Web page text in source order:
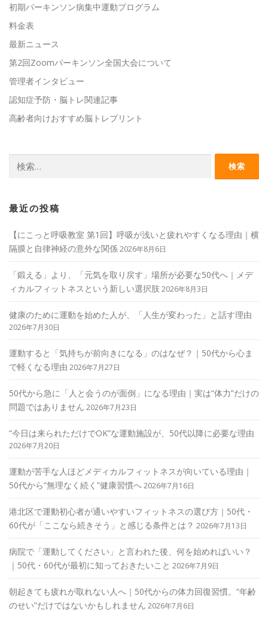
初期パーキンソン病集中運動プログラム
料金表
最新ニュース
第2回Zoomパーキンソン全国大会について
管理者インタビュー
認知症予防・脳トレ関連記事
高齢者向けおすすめ脳トレプリント
索:
最近の投稿
【にこっと呼吸教室 第1回】呼吸が浅いと疲れやすくなる理由｜横
隔膜と自律神経の意外な関係2026年8月6日
「鍛える」より、「元気を取り戻す」場所が必要な50代へ｜メデ
ィカルフィットネスという新しい選択肢 2026年8月3日
健康のために運動を始めた人が、「人生が変わった」と話す理由
2026年7月30日
運動すると「気持ちが前向きになる」のはなぜ？｜50代から心ま
で軽くなる理由 2026年7月27日
50代から急に「人と会うのが面倒」になる理由｜実は“体力”だけの
問題ではありません 2026年7月23日
“今日は来られただけでOK”な運動施設が、50代以降に必要な理由
2026年7月20日
運動が苦手な人ほどメディカルフィットネスが向いている理由｜
50代から“無理なく続く”健康習慣へ2026年7月16日
港北区で運動初心者が通いやすいフィットネスの選び方｜50代・
60代が「ここなら続きそう」と感じる条件とは？ 2026年7月13日
病院で「運動してください」と言われた後、何を始めればいい？
｜50代・60代が最初に知っておきたいこと 2026年7月9日
朝起きても疲れが取れない人へ｜50代からの体力回復習慣。“年齢
のせい”だけではないかもしれません 2026年7月6日